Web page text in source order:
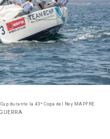
durante la 43ª Copa del Rey MAPFRE.